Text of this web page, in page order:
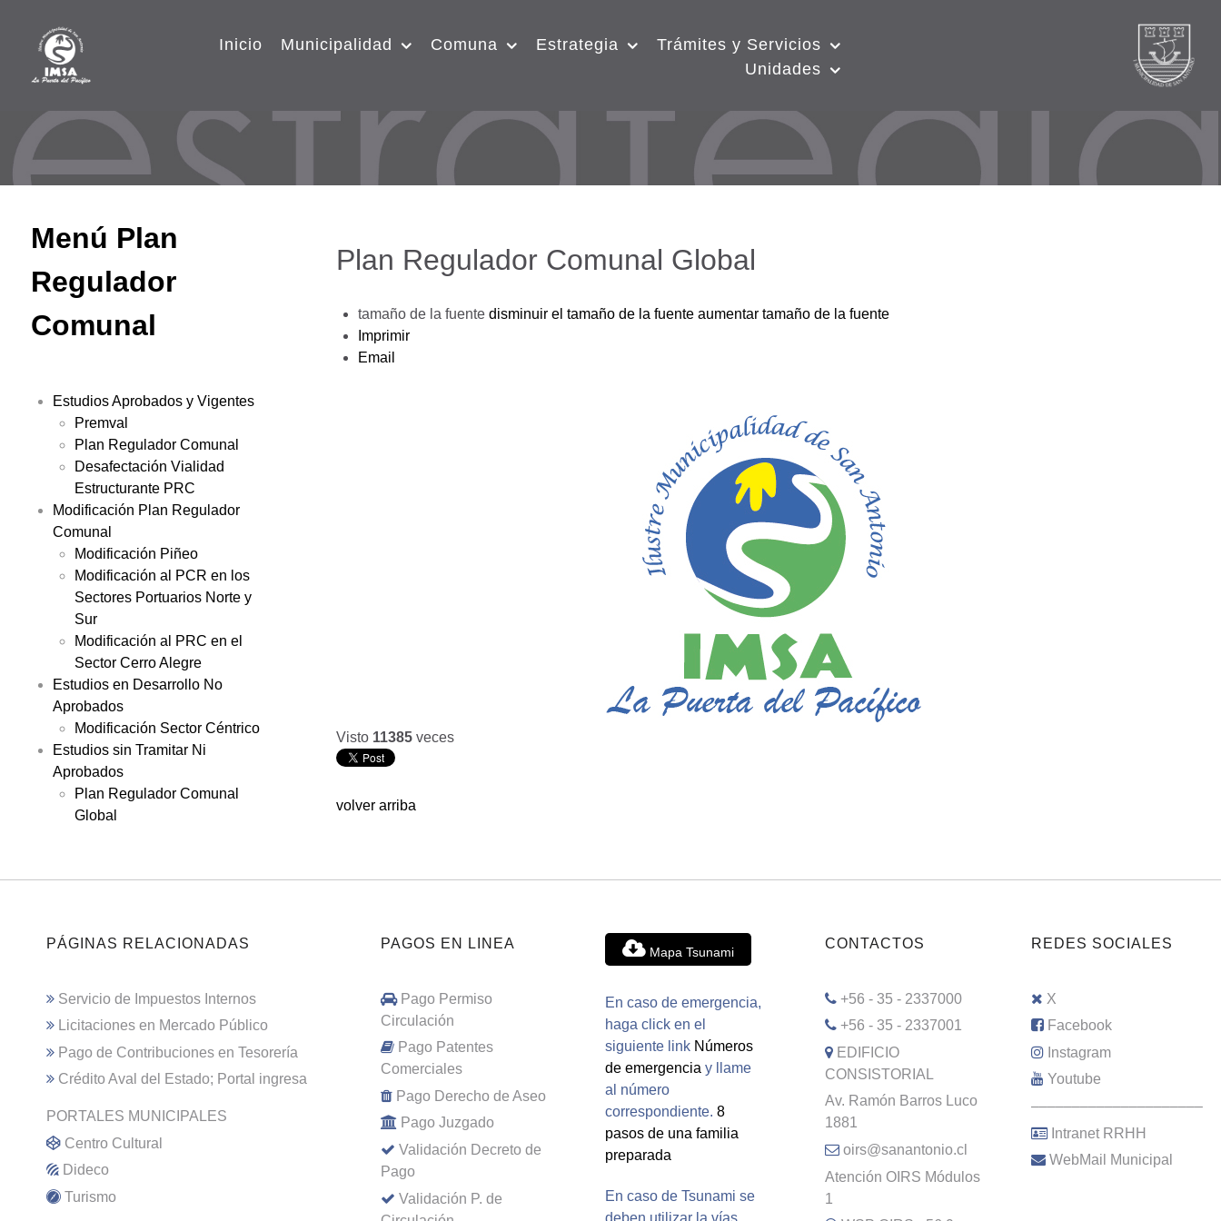
Inicio Municipalidad Comuna Estrategia
Trámites y Servicios
Unidades
Menú Plan
Regulador
Comunal
Estudios Aprobados y Vigentes
Premval
Plan Regulador Comunal
Desafectación Vialidad
Estructurante PRC
Modificación Plan Regulador
Comunal
Modificación Piñeo
Modificación al PCR en los
Sectores Portuarios Norte y
Sur
Modificación al PRC en el
Sector Cerro Alegre
Estudios en Desarrollo No
Aprobados
Modificación Sector Céntrico
Estudios sin Tramitar Ni
Aprobados
Plan Regulador Comunal
Global
Plan Regulador Comunal Global
tamaño de la fuente disminuir el tamaño de la fuente aumentar tamaño de la fuente
Imprimir
Email
Visto 11385 veces
volver arriba
PÁGINAS RELACIONADAS
Servicio de Impuestos Internos
Licitaciones en Mercado Público
Pago de Contribuciones en Tesorería
Crédito Aval del Estado; Portal ingresa
PORTALES MUNICIPALES
Centro Cultural
Dideco
Turismo
PAGOS EN LINEA
Pago Permiso
Circulación
Pago Patentes
Comerciales
Pago Derecho de Aseo
Pago Juzgado
Validación Decreto de
Pago
Validación P. de
Mapa Tsunami
En caso de emergencia,
haga click en el
siguiente link Números
de emergencia y llame
al número
correspondiente. 8
pasos de una familia
preparada
En caso de Tsunami se
deben utilizar la vías
CONTACTOS
+56 - 35 - 2337000
+56 - 35 - 2337001
EDIFICIO
CONSISTORIAL
Av. Ramón Barros Luco
1881
oirs@sanantonio.cl
Atención OIRS Módulos
1
REDES SOCIALES
X
Facebook
Instagram
Youtube
–––––––––––––––––––––
Intranet RRHH
WebMail Municipal